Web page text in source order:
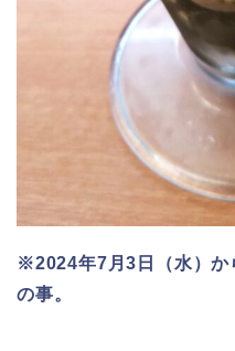
※2024年7月3日（水）か
の事。